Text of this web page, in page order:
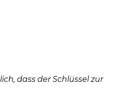
dass der Schlüssel zur